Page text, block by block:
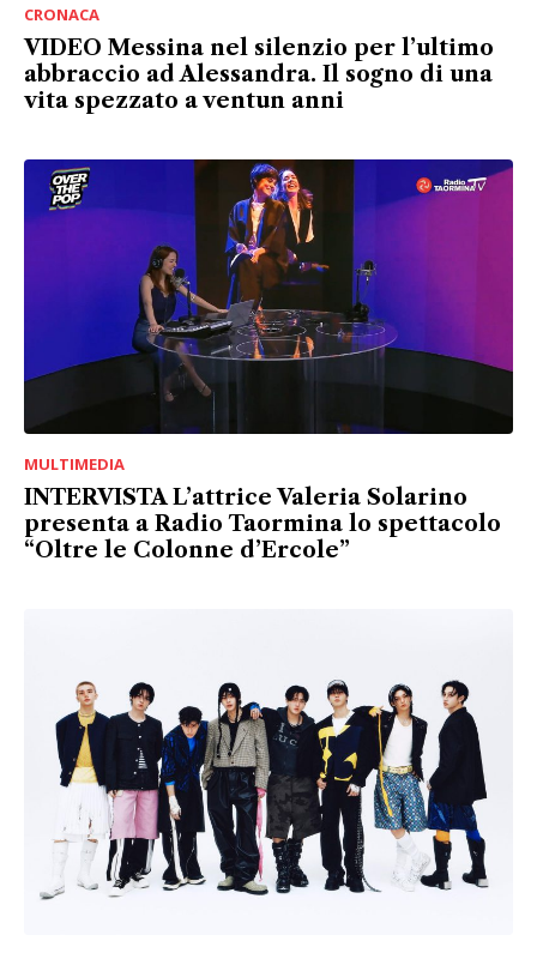
CRONACA
VIDEO Messina nel silenzio per l’ultimo
abbraccio ad Alessandra. Il sogno di una
vita spezzato a ventun anni
MULTIMEDIA
INTERVISTA L’attrice Valeria Solarino
presenta a Radio Taormina lo spettacolo
“Oltre le Colonne d’Ercole”